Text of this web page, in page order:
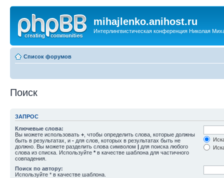
mihajlenko.anihost.ru
Интерлингвистическая конференция Николая
Список форумов
Поиск
ЗАПРОС
Ключевые слова:
Вы можете использовать + , чтобы определить слова, которые должны
быть в результатах, и - для слов, которых в результатах быть не
должно. Вы можете разделить слова символом | для поиска любого
слова из списка. Используйте * в качестве шаблона для частичного
совпадения.
Поиск по автору:
Используйте * в качестве шаблона.